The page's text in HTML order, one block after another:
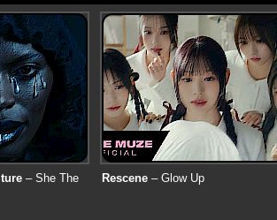
– She The
Rescene – Glow Up